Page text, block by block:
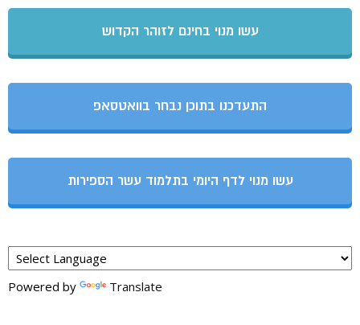
עשו מנוי בחינם לזוהר הקדוש
התעדכנו בתוכן נבחר בוואטסאפ
עשו מנוי לדף היומי בתלמוד עשר הספירות
Powered by Translate